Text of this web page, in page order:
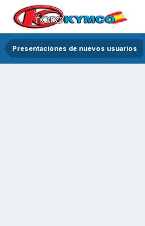
Presentaciones de nuevos usuarios